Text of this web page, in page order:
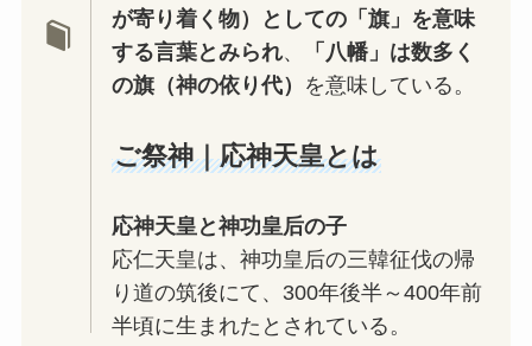
が寄り着く物）としての「旗」を意味
する言葉とみられ、
「八幡」は数多く
の旗（神の依り代） を意味している。
ご祭神｜応神天皇とは
応神天皇と神功皇后の子
応仁天皇は、神功皇后の三韓征伐の帰
り道の筑後にて、300年後半～400年前
半頃に生まれたとされている。